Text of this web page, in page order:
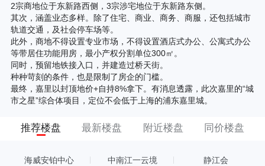
2宗商地位于东新路西侧，3宗涉宅地位于东新路东侧。
其次，涵盖业态多样。除了住宅、商业、商务、商服，还包括城市
轨道交通，及社会停车场等。
此外，商地不得设置专业市场，不得设置酒店式办公、公寓式办公
等带居住功能用房，最小产权分割单位300㎡。
同时，预留地铁接入口，并建造过桥天街。
种种苛刻的条件，也是限制了房企的门槛。
最终，嘉里以封顶地价+自持8%拿下。有消息透露，此次嘉里的“城
市之星”综合体项目，定位不会低于上海的浦东嘉里城。
推荐楼盘 最新楼盘 附近楼盘 同价楼盘
海威安铂中心 中南江一云境 静江会